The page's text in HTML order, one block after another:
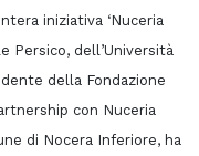
iniziativa ‘Nuceria
Persico, dell’Università
della Fondazione
con Nuceria
di Nocera Inferiore, ha